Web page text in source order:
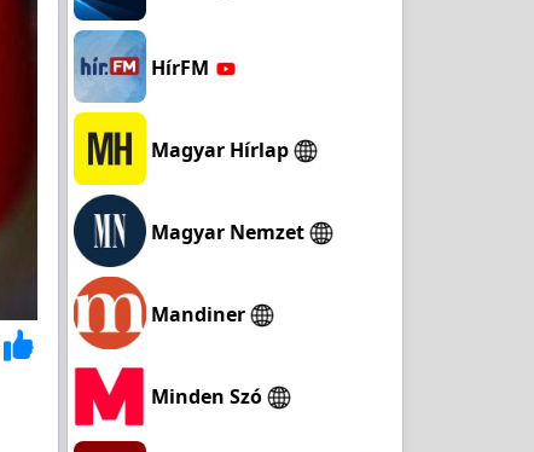
HírFM
Magyar Hírlap
Magyar Nemzet
Mandiner
Minden Szó